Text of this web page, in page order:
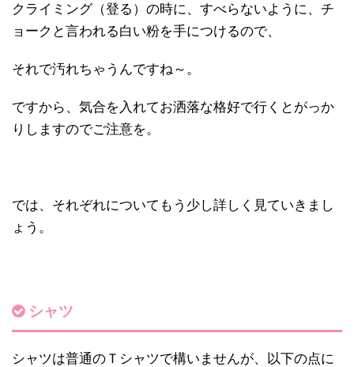
クライミング（登る）の時に、すべらないように、チ
ョークと言われる白い粉を手につけるので、
それで汚れちゃうんですね～。
ですから、気合を入れてお洒落な格好で行くとがっか
りしますのでご注意を。
では、それぞれについてもう少し詳しく見ていきまし
ょう。
シャツ
シャツは普通のＴシャツで構いませんが、以下の点に